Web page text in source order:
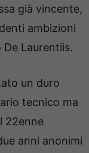
già vincente,
ambizioni
Laurentiis.
un duro
tecnico ma
22enne
anni anonimi